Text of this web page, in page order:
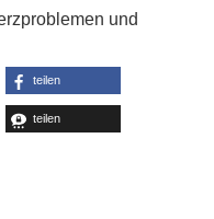
und
teilen
teilen